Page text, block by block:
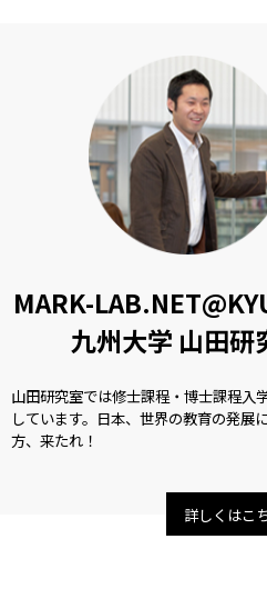
MARK-
九州大学 山田研
山田研究室では修士課程・博士課程入
しています。日本、世界の教育の発展
方、来たれ！
詳しくはこ